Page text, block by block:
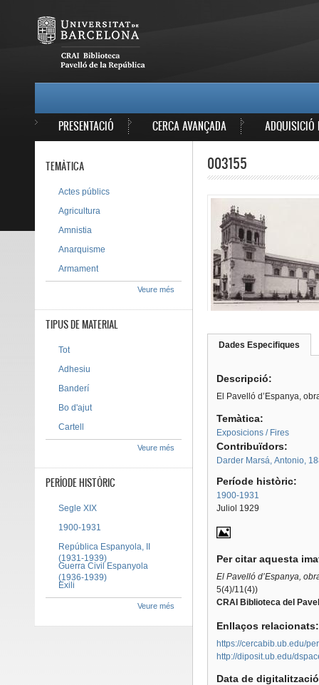
PRESENTACIÓ CERCA AVANÇADA ADQUISICIÓ
003155
Dades Especifiques
Descripció:
El Pavelló d’Espanya,
Temàtica:
Exposicions / Fires
Contribuïdors:
Darder Marsá, Antonio,
Període històric:
1900-1931
Juliol 1929
Per citar aquesta
El Pavelló d’Espanya,
5(4)/11(4))
CRAI Biblioteca del
Enllaços
https://cercabib.ub.edu/
http://diposit.ub.edu/
Data de
TEMÀTICA
Actes públics
Agricultura
Amnistia
Anarquisme
Armament
Veure més
TIPUS DE MATERIAL
Tot
Adhesiu
Banderí
Bo d'ajut
Cartell
Veure més
PERÍODE HISTÒRIC
Segle XIX
1900-1931
República Espanyola, II
(1931-1939)
Guerra Civil Espanyola
(1936-1939)
Exili
Veure més